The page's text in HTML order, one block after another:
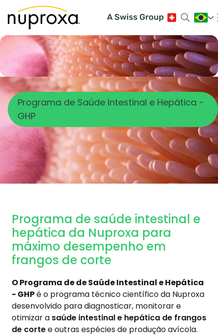
Programa de Saúde Intestinal e Hepática -
GHP
Programa de saúde intestinal e
hepática da Nuproxa para
máximo desempenho em
frangos de corte
O Programa de de Saúde Intestinal e Hepática
- GHPé o programa técnico científico da Nuproxa
desenvolvido para diagnosticar, monitorar e
otimizar a saúde intestinal e hepática de frangos
de cortee outras espécies de produção avícola.